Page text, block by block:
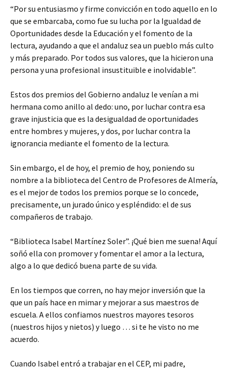
“Por su entusiasmo y firme convicción en todo aquello en lo
que se embarcaba, como fue su lucha por la Igualdad de
Oportunidades desde la Educación y el fomento de la
lectura, ayudando a que el andaluz sea un pueblo más culto
y más preparado. Por todos sus valores, que la hicieron una
persona y una profesional insustituible e inolvidable”.
Estos dos premios del Gobierno andaluz le venían a mi
hermana como anillo al dedo: uno, por luchar contra esa
grave injusticia que es la desigualdad de oportunidades
entre hombres y mujeres, y dos, por luchar contra la
ignorancia mediante el fomento de la lectura.
Sin embargo, el de hoy, el premio de hoy, poniendo su
nombre a la biblioteca del Centro de Profesores de Almería,
es el mejor de todos los premios porque se lo concede,
precisamente, un jurado único y espléndido: el de sus
compañeros de trabajo.
“Biblioteca Isabel Martínez Soler”. ¡Qué bien me suena! Aquí
soñó ella con promover y fomentar el amor a la lectura,
algo a lo que dedicó buena parte de su vida.
En los tiempos que corren, no hay mejor inversión que la
que un país hace en mimar y mejorar a sus maestros de
escuela. A ellos confiamos nuestros mayores tesoros
(nuestros hijos y nietos) y luego … si te he visto no me
acuerdo.
Cuando Isabel entró a trabajar en el CEP, mi padre,